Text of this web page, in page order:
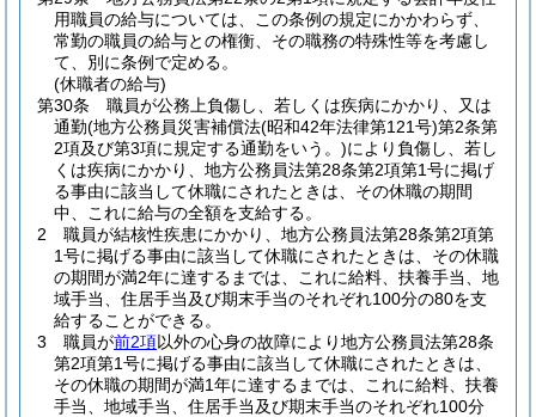
用職員の給与については、この条例の規定にかかわらず、
常勤の職員の給与との権衡、その職務の特殊性等を考慮し
て、別に条例で定める。
(休職者の給与)
第30条
職員が公務上負傷し、若しくは疾病にかかり、又は
通勤(地方公務員災害補償法(昭和42年法律第121号)第2条第
2項及び第3項に規定する通勤をいう。)により負傷し、若し
くは疾病にかかり、地方公務員法第28条第2項第1号に掲げ
る事由に該当して休職にされたときは、その休職の期間
中、これに給与の全額を支給する。
2
職員が結核性疾患にかかり、地方公務員法第28条第2項第
1号に掲げる事由に該当して休職にされたときは、その休職
の期間が満2年に達するまでは、これに給料、扶養手当、地
域手当、住居手当及び期末手当のそれぞれ100分の80を支
給することができる。
3
職員が前2項以外の心身の故障により地方公務員法第28条
第2項第1号に掲げる事由に該当して休職にされたときは、
その休職の期間が満1年に達するまでは、これに給料、扶養
手当、地域手当、住居手当及び期末手当のそれぞれ100分